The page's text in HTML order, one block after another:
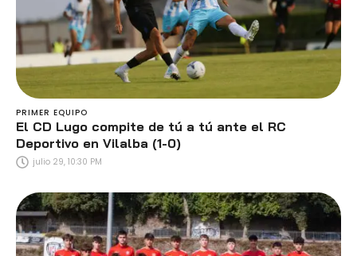
PRIMER EQUIPO
El CD Lugo compite de tú a tú ante el RC
Deportivo en Vilalba (1-0)
julio 29, 10:30 PM